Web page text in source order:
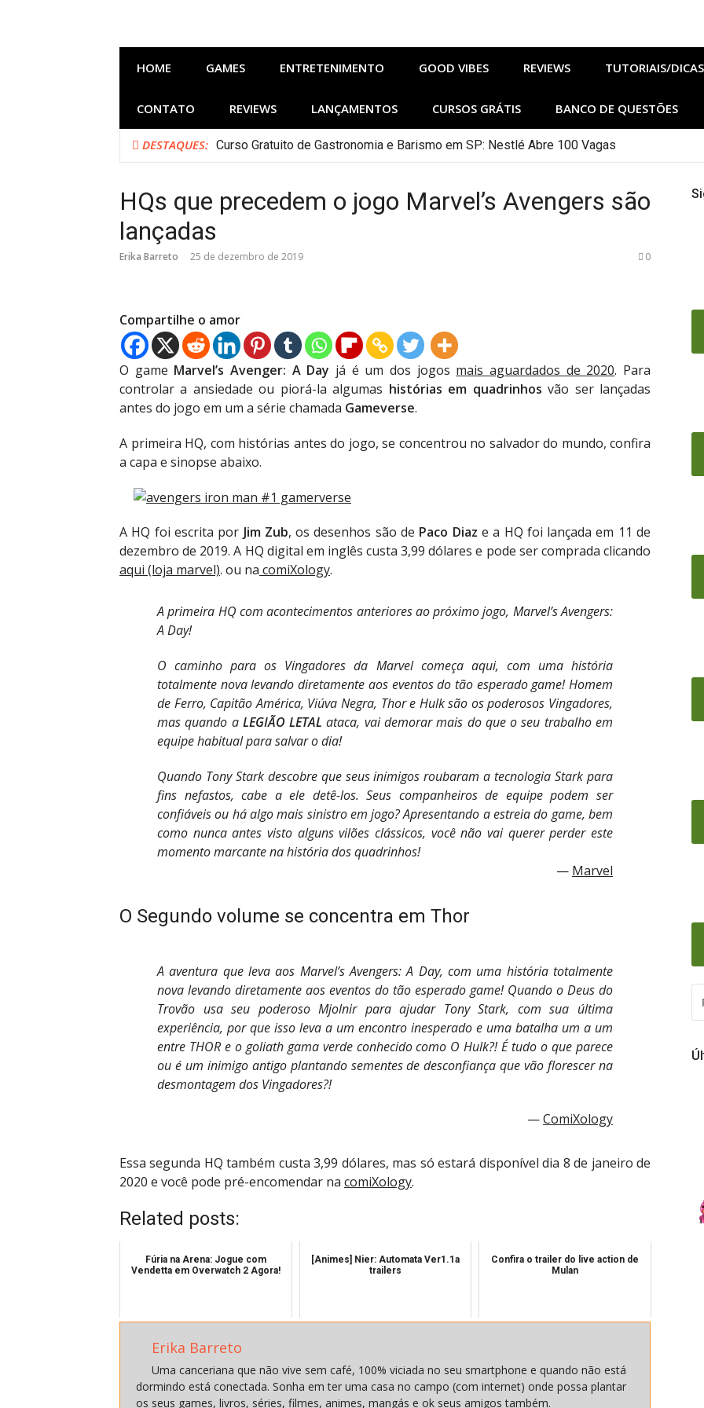
HOME GAMES ENTRETENIMENTO GOOD VIBES REVIEWS TUTORIAIS/DICAS
CONTATO REVIEWS LANÇAMENTOS CURSOS GRÁTIS BANCO DE QUESTÕES
DESTAQUES: Curso Gratuito de Gastronomia e Barismo em SP: Nestlé Abre 100 Vagas
HQs que precedem o jogo Marvel’s Avengers são
lançadas
Erika Barreto 25 de dezembro de 2019 0
Compartilhe o amor
O game Marvel’s Avenger: A Day já é um dos jogos mais aguardados de 2020. Para
controlar a ansiedade ou piorá-la algumas histórias em quadrinhos vão ser lançadas
antes do jogo em um a série chamada Gameverse.
A primeira HQ, com histórias antes do jogo, se concentrou no salvador do mundo, confira
a capa e sinopse abaixo.
A HQ foi escrita por Jim Zub, os desenhos são de Paco Diaz e a HQ foi lançada em 11 de
dezembro de 2019. A HQ digital em inglês custa 3,99 dólares e pode ser comprada clicando
aqui (loja marvel). ou na comiXology.
A primeira HQ com acontecimentos anteriores ao próximo jogo, Marvel’s Avengers:
A Day!
O caminho para os Vingadores da Marvel começa aqui, com uma história
totalmente nova levando diretamente aos eventos do tão esperado game! Homem
de Ferro, Capitão América, Viúva Negra, Thor e Hulk são os poderosos Vingadores,
mas quando aLEGIÃO LETAL ataca, vai demorar mais do que o seu trabalho em
equipe habitual para salvar o dia!
Quando Tony Stark descobre que seus inimigos roubaram a tecnologia Stark para
fins nefastos, cabe a ele detê-los. Seus companheiros de equipe podem ser
confiáveis ou há algo mais sinistro em jogo? Apresentando a estreia do game, bem
como nunca antes visto alguns vilões clássicos, você não vai querer perder este
momento marcante na história dos quadrinhos!
Marvel
O Segundo volume se concentra em Thor
A aventura que leva aos Marvel’s Avengers: A Day, com uma história totalmente
nova levando diretamente aos eventos do tão esperado game! Quando o Deus do
Trovão usa seu poderoso Mjolnir para ajudar Tony Stark, com sua última
experiência, por que isso leva a um encontro inesperado e uma batalha um a um
entre THOR e o goliath gama verde conhecido como O Hulk?! É tudo o que parece
ou é um inimigo antigo plantando sementes de desconfiança que vão florescer na
desmontagem dos Vingadores?!
ComiXology
Essa segunda HQ também custa 3,99 dólares, mas só estará disponível dia 8 de janeiro de
2020 e você pode pré-encomendar na comiXology.
Related posts:
Fúria na Arena: Jogue com
Vendetta em Overwatch 2 Agora!
[Animes] Nier: Automata Ver1.1a
trailers
Confira o trailer do live action de
Mulan
Erika Barreto
Uma canceriana que não vive sem café, 100% viciada no seu smartphone e quando não está
dormindo está conectada. Sonha em ter uma casa no campo (com internet) onde possa plantar
os seus games, livros, séries, filmes, animes, mangás e ok seus amigos também.